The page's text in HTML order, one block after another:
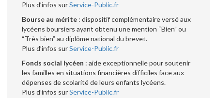
Plus d’infos surService-Public.fr
Bourse au mérite : dispositif complémentaire versé aux
lycéens boursiers ayant obtenu une mention “Bien” ou
“Très bien” au diplôme national du brevet.
Plus d’infos surService-Public.fr
Fonds social lycéen : aide exceptionnelle pour soutenir
les familles en situations financières difficiles face aux
dépenses de scolarité de leurs enfants lycéens.
Plus d’infos surService-Public.fr